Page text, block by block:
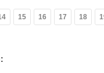
15 16 17 18